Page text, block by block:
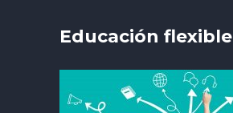
Educación flexible